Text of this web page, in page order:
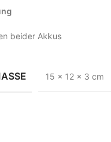
beider Akkus
15 × 12 × 3 cm